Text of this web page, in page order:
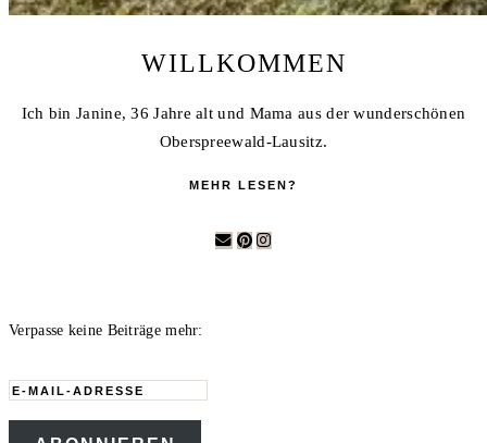
WILLKOMMEN
Ich bin Janine, 36 Jahre alt und Mama aus der wunderschönen
Oberspreewald-Lausitz.
MEHR LESEN?
Verpasse keine Beiträge mehr:
E-
Mail-